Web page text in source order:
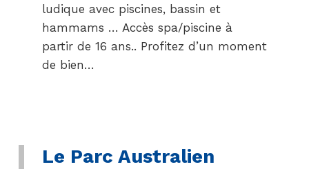
ludique avec piscines, bassin et
hammams … Accès spa/piscine à
partir de 16 ans.. Profitez d’un moment
de bien…
Le Parc Australien